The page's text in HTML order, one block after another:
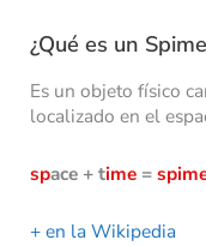
¿Qué es un
Es un objeto físico
localizado en el
space + time =
+ en la Wikipedia